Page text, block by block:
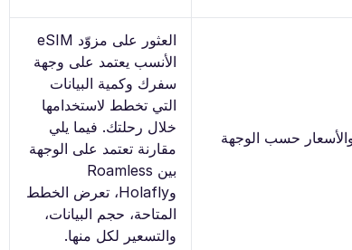
العثور على مزوّد eSIM
الأنسب يعتمد على وجهة
سفرك وكمية البيانات
التي تخطط لاستخدامها
خلال رحلتك. فيما يلي
مقارنة تعتمد على الوجهة
بين Roamless
وHolafly، تعرض الخطط
المتاحة، حجم البيانات،
والتسعير لكل منها.